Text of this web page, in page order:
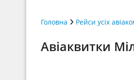
Головна Рейси усіх
Авіаквитки